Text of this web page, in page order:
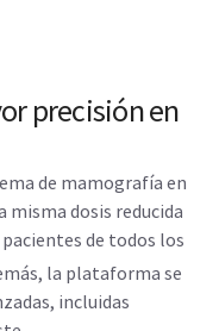
ofrecer una
lo largo de todo el
la mama, desde la
planificación del